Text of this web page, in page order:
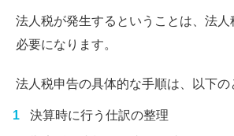
法人税が発生するということは、法人
必要になります。
法人税申告の具体的な手順は、以下の
決算時に行う仕訳の整理